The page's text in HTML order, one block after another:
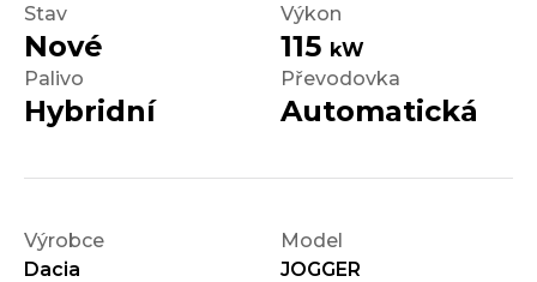
Stav
Nové
Výkon
115 kW
Palivo
Hybridní
Převodovka
Automatická
Výrobce
Dacia
Model
JOGGER